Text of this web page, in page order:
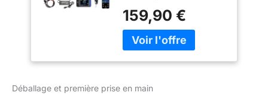
Bluetooth,
Télécommande et
Écran d'Affichage,
Alarme CO,
Portable, pour
Camping-car
grâce à une alarme de
CO intégrée qui surveille
en permanence les
nécessaire. Les
159,90 €
Déballage et première prise en main